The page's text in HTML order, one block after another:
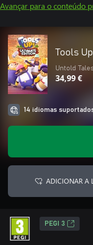
Avançar para o conteúdo
Tools
Untold
34,99 €
14 idiomas
ADICIONAR A
PEGI 3